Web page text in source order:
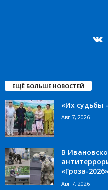
ЕЩЁ БОЛЬШЕ НОВОСТЕЙ
«Их судьбы
Авг 7, 2026
В
«Гроза-2026»
Авг 7, 2026